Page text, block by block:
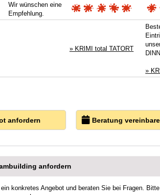
Wir wünschen eine
Empfehlung.
» KRIMI total TATORT
»
anfordern Beratung
anfordern
konkretes Angebot und beraten Sie bei Fragen.